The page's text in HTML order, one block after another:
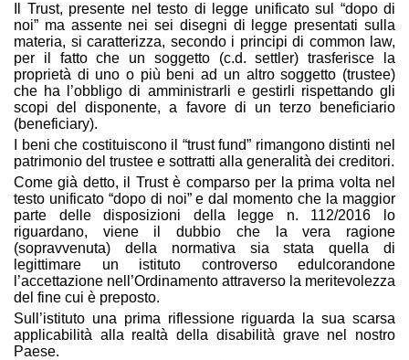
Il Trust, presente nel testo di legge unificato sul “dopo di
noi” ma assente nei sei disegni di legge presentati sulla
materia, si caratterizza, secondo i principi di common law,
per il fatto che un soggetto (c.d. settler) trasferisce la
proprietà di uno o più beni ad un altro soggetto (trustee)
che ha l’obbligo di amministrarli e gestirli rispettando gli
scopi del disponente, a favore di un terzo beneficiario
(beneficiary).
I beni che costituiscono il “trust fund” rimangono distinti nel
patrimonio del trustee e sottratti alla generalità dei creditori.
Come già detto, il Trust è comparso per la prima volta nel
testo unificato “dopo di noi” e dal momento che la maggior
parte delle disposizioni della legge n. 112/2016 lo
riguardano, viene il dubbio che la vera ragione
(sopravvenuta) della normativa sia stata quella di
legittimare un istituto controverso edulcorandone
l’accettazione nell’Ordinamento attraverso la meritevolezza
del fine cui è preposto.
Sull’istituto una prima riflessione riguarda la sua scarsa
applicabilità alla realtà della disabilità grave nel nostro
Paese.